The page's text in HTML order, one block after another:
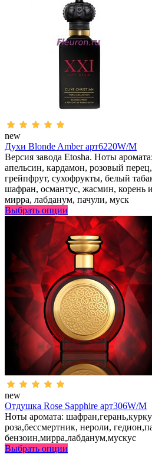
new
Духи Blonde Amber арт6220W/M
Версия завода Etosha. Ноты
апельсин, кардамон, розовый
грейпфрут, сухофрукты, белый
шафран, османтус, жасмин, корень
мирра, лабданум, пачули, муск
Выбрать опции
new
Отдушка Rose Sapphire арт306W/M
Ноты аромата:
роза,бессмертник, нероли,
бензоин,мирра,лабданум,мускус
Выбрать опции